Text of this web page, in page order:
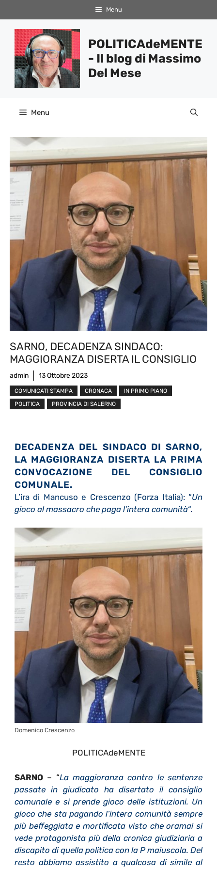
al
contenuto
Menu
POLITICAdeMENTE
- Il blog di Massimo
Del Mese
Menu
SARNO, DECADENZA SINDACO:
MAGGIORANZA DISERTA IL CONSIGLIO
admin 13 Ottobre 2023
COMUNICATI STAMPA CRONACA
IN PRIMO PIANO
POLITICA
PROVINCIA DI SALERNO
DECADENZA DEL SINDACO DI SARNO,
LA MAGGIORANZA DISERTA LA PRIMA
CONVOCAZIONE DEL CONSIGLIO
COMUNALE.
L’ira di Mancuso e Crescenzo (Forza Italia): “Un
gioco al massacro che paga l’intera comunità“.
Domenico Crescenzo
POLITICAdeMENTE
SARNO – “La maggioranza contro le sentenze
passate in giudicato ha disertato il consiglio
comunale e si prende gioco delle istituzioni. Un
gioco che sta pagando l’intera comunità sempre
più beffeggiata e mortificata visto che oramai si
vede protagonista più della cronica giudiziaria a
discapito di quella politica con la P maiuscola. Del
resto abbiamo assistito a qualcosa di simile al